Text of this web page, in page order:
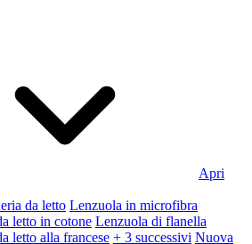
Apri
da letto Lenzuola in microfibra
letto in cotone Lenzuola di flanella
letto alla francese + 3 successivi Nuova